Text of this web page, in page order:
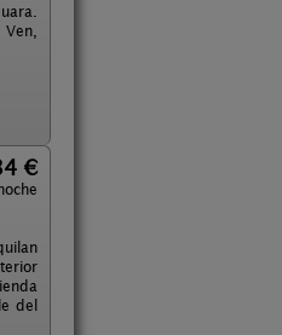
€
del